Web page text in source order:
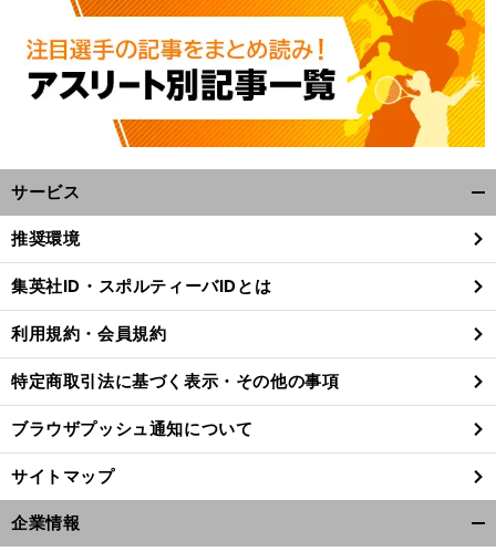
サービス
閉
る
推奨環境
集英社ID・スポルティーバIDとは
利用規約・会員規約
特定商取引法に基づく表示・その他の事項
ブラウザプッシュ通知について
サイトマップ
企業情報